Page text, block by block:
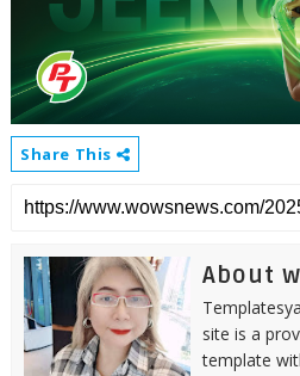
Share This
About
site is a
template